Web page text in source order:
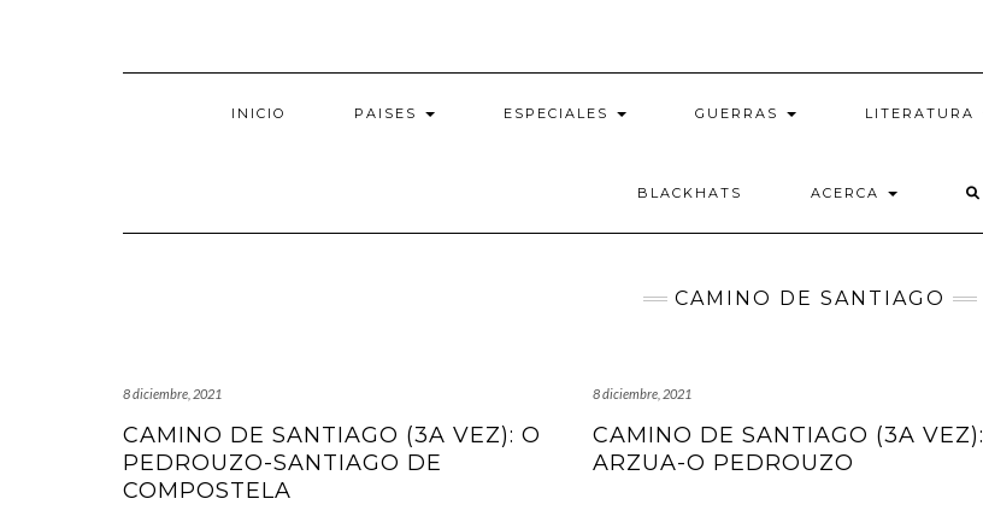
INICIO PAISES ESPECIALES GUERRAS LITERATURA
BLACKHATS ACERCA
CAMINO DE SANTIAGO
8 diciembre, 2021
CAMINO DE SANTIAGO (3A VEZ): O
PEDROUZO-SANTIAGO DE
COMPOSTELA
8 diciembre, 2021
CAMINO DE SANTIAGO (3A VEZ):
ARZUA-O PEDROUZO